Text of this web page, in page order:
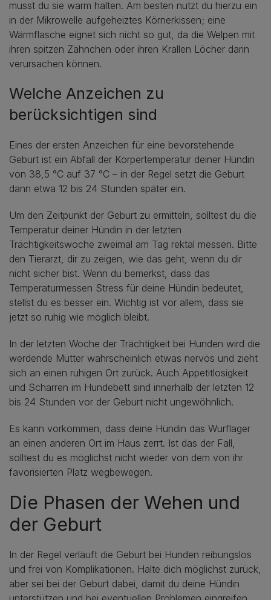
musst du sie warm halten. Am besten nutzt du hierzu ein
in der Mikrowelle aufgeheiztes Körnerkissen; eine
Wärmflasche eignet sich nicht so gut, da die Welpen mit
ihren spitzen Zähnchen oder ihren Krallen Löcher darin
verursachen können.
Welche Anzeichen zu
berücksichtigen sind
Eines der ersten Anzeichen für eine bevorstehende
Geburt ist ein Abfall der Körpertemperatur deiner Hündin
von 38,5 °C auf 37 °C – in der Regel setzt die Geburt
dann etwa 12 bis 24 Stunden später ein.
Um den Zeitpunkt der Geburt zu ermitteln, solltest du die
Temperatur deiner Hündin in der letzten
Trächtigkeitswoche zweimal am Tag rektal messen. Bitte
den Tierarzt, dir zu zeigen, wie das geht, wenn du dir
nicht sicher bist. Wenn du bemerkst, dass das
Temperaturmessen Stress für deine Hündin bedeutet,
stellst du es besser ein. Wichtig ist vor allem, dass sie
jetzt so ruhig wie möglich bleibt.
In der letzten Woche der Trächtigkeit bei Hunden wird die
werdende Mutter wahrscheinlich etwas nervös und zieht
sich an einen ruhigen Ort zurück. Auch Appetitlosigkeit
und Scharren im Hundebett sind innerhalb der letzten 12
bis 24 Stunden vor der Geburt nicht ungewöhnlich.
Es kann vorkommen, dass deine Hündin das Wurflager
an einen anderen Ort im Haus zerrt. Ist das der Fall,
solltest du es möglichst nicht wieder von dem von ihr
favorisierten Platz wegbewegen.
Die Phasen der Wehen und
der Geburt
In der Regel verläuft die Geburt bei Hunden reibungslos
und frei von Komplikationen. Halte dich möglichst zurück,
aber sei bei der Geburt dabei, damit du deine Hündin